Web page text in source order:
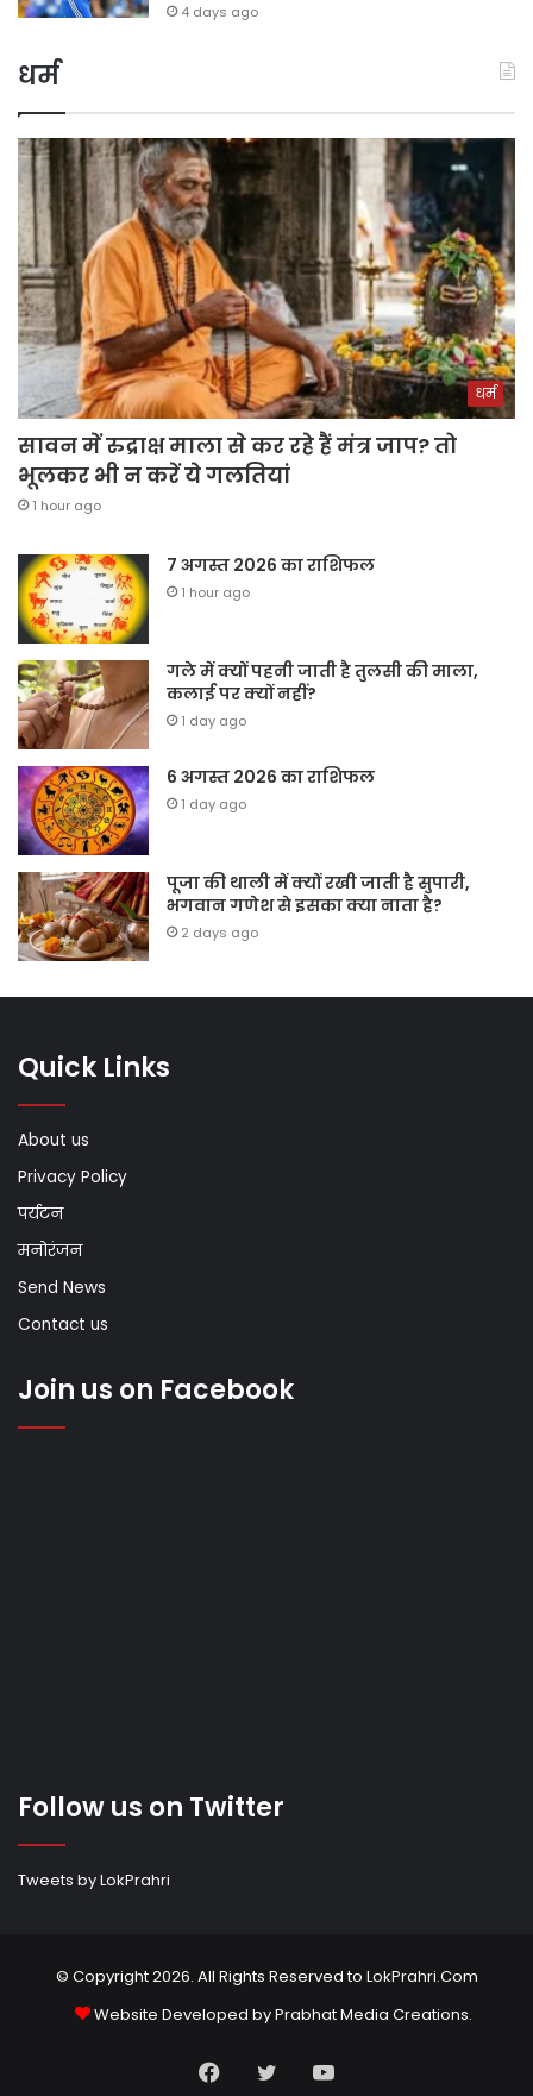
4 days ago
धर्म
धर्म
सावन में रुद्राक्ष माला से कर रहे हैं मंत्र जाप? तो
भूलकर भी न करें ये गलतियां
1 hour ago
7 अगस्त 2026 का राशिफल
1 hour ago
गले में क्यों पहनी जाती है तुलसी की माला,
कलाई पर क्यों नहीं?
1 day ago
6 अगस्त 2026 का राशिफल
1 day ago
पूजा की थाली में क्यों रखी जाती है सुपारी,
भगवान गणेश से इसका क्या नाता है?
2 days ago
Quick Links
About us
Privacy Policy
पर्यटन
मनोरंजन
Send News
Contact us
Join us on Facebook
Follow us on Twitter
Tweets by LokPrahri
© Copyright 2026. All Rights Reserved to LokPrahri.Com
Website Developed byPrabhat Media Creations.
Facebook
TwitterYouTube